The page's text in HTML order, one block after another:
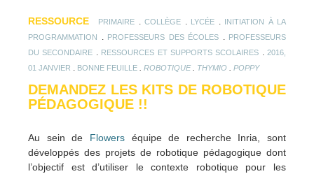
RESSOURCE PRIMAIRE COLLÈGE LYCÉE
INITIATION À LA
PROGRAMMATION
PROFESSEURS DES ÉCOLES
PROFESSEURS
DU SECONDAIRE
RESSOURCES ET SUPPORTS SCOLAIRES
2016,
01 JANVIER
BONNE FEUILLE ROBOTIQUE. THYMIO POPPY
DEMANDEZ LES KITS DE ROBOTIQUE
PÉDAGOGIQUE !!
Au sein de Flowerséquipe de recherche Inria, sont
développés des projets de robotique pédagogique dont
l’objectif est d’utiliser le contexte robotique pour les